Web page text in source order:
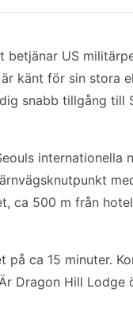
US
känt för sin stora
snabb tillgång till
internationella
ca 500 m från
ca 15 minuter.
Dragon Hill